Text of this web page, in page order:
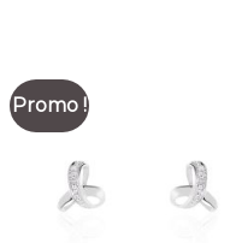
Promo !